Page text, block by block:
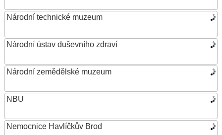
Národní technické muzeum
Národní ústav duševního zdraví
Národní zemědělské muzeum
NBU
Nemocnice Havlíčkův Brod